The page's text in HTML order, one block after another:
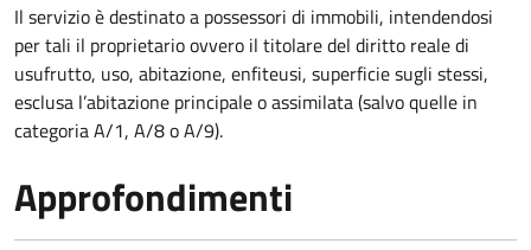
Il servizio è destinato a possessori di immobili, intendendosi
per tali il proprietario ovvero il titolare del diritto reale di
usufrutto, uso, abitazione, enfiteusi, superficie sugli stessi,
esclusa l’abitazione principale o assimilata (salvo quelle in
categoria A/1, A/8 o A/9).
Approfondimenti